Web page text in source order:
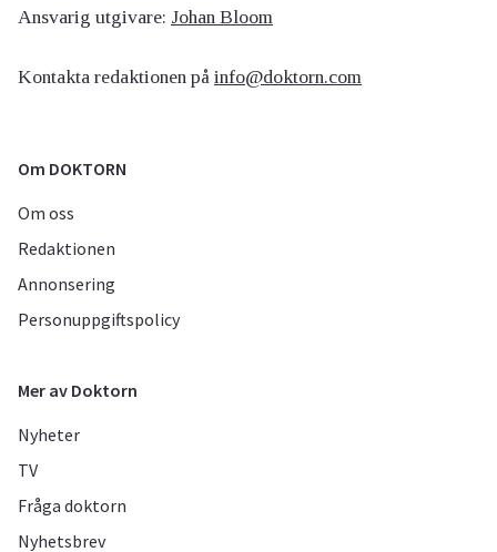
Ansvarig utgivare: Johan Bloom
Kontakta redaktionen på info@doktorn.com
Om DOKTORN
Om oss
Redaktionen
Annonsering
Personuppgiftspolicy
Mer av Doktorn
Nyheter
TV
Fråga doktorn
Nyhetsbrev